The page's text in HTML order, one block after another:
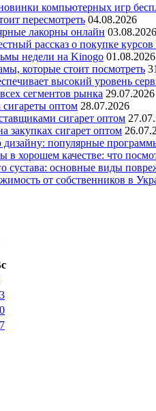
компьютерных игр
пересмотреть 04.08.2026
лакорны онлайн 03.08.2026
рассказ о покупке
недели на Kinogo 01.08.2026
которые стоит посмотреть
высокий уровень
сегментов рынка 29.07.2026
оптом 28.07.2026
сигарет оптом
закупках сигарет оптом
популярные
в хорошем качестве: что
сустава: основные виды
от собственников в